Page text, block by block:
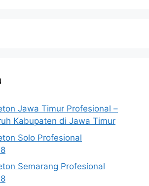
Jawa Timur Profesional –
Kabupaten di Jawa Timur
Solo Profesional
Semarang Profesional